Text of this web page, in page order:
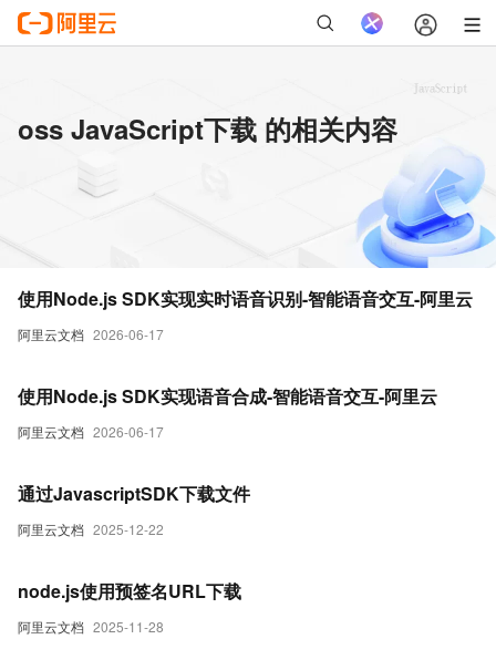
oss JavaScript下载 的相关内容
阿里云文档 2026-06-17
使用Node.js SDK实现实时语音识别-智能语音交互-阿里云
阿里云文档 2026-06-17
使用Node.js SDK实现语音合成-智能语音交互-阿里云
阿里云文档 2025-12-22
通过JavascriptSDK下载文件
阿里云文档 2025-11-28
node.js使用预签名URL下载